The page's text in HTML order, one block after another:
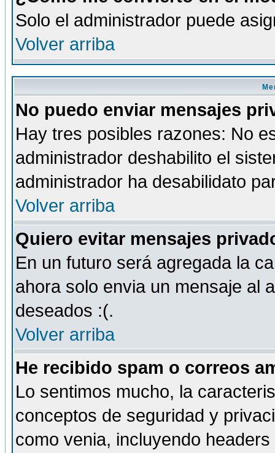
Solo el administrador puede
Volver arriba
No puedo enviar mensajes
Hay tres posibles razones: No
administrador deshabilito el
administrador ha desabilidato
Volver arriba
Quiero evitar mensajes
En un futuro será agregada la
ahora solo envia un mensaje al
deseados :(.
Volver arriba
He recibido spam o correos
Lo sentimos mucho, la
conceptos de seguridad y
como venia, incluyendo